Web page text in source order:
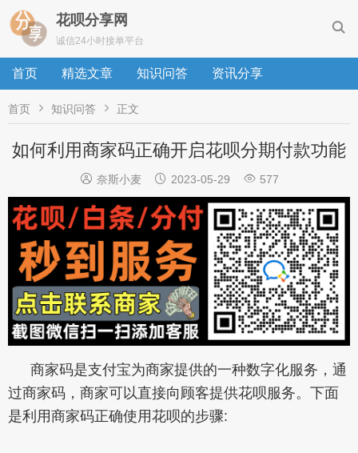

花呗分享网
诚信24小时接单平台
首页 精选文章 知识问答 资讯分享
首页  知识问答  正文
如何利用商家码正确开启花呗分期付款功能
 奈斯小麦  2023-05-29  577
商家码是支付宝为商家提供的一种数字化服务，通
过商家码，商家可以直接向顾客提供花呗服务。下面
是利用商家码正确使用花呗的步骤: